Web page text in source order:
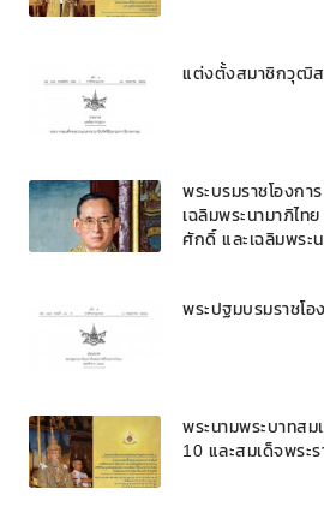
แต่งตั้งสมาชิกวุฒิ
พระบรมราชโองกา
เฉลิมพระนามาภิไท
ศักดิ์ และเฉลิมพระ
พระปฐมบรมราชโ
พระนามพระบาทสม
10 และสมเด็จพระ